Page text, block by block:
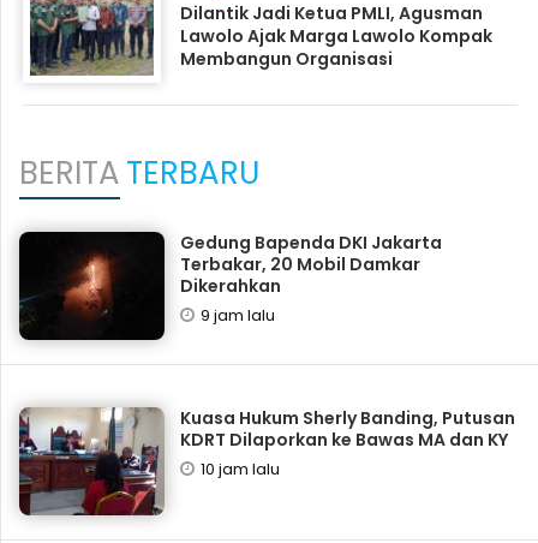
Dilantik Jadi Ketua PMLI, Agusman
Lawolo Ajak Marga Lawolo Kompak
Membangun Organisasi
BERITATERBARU
Gedung Bapenda DKI Jakarta
Terbakar, 20 Mobil Damkar
Dikerahkan
9 jam lalu
Kuasa Hukum Sherly Banding, Putusan
KDRT Dilaporkan ke Bawas MA dan KY
10 jam lalu